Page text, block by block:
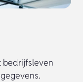
bedrijfsleven